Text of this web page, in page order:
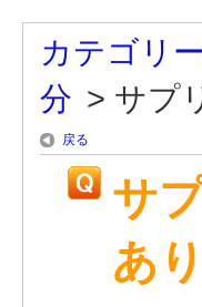
カテゴリ
分 > サプ
戻る
サ
あ